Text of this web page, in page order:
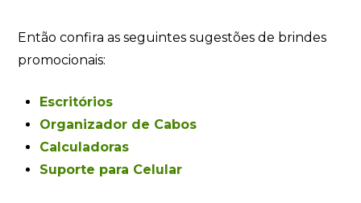
Então confira as seguintes sugestões de brindes
promocionais:
Escritórios
Organizador de Cabos
Calculadoras
Suporte para Celular